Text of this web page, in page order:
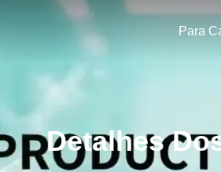
Para
Detalhes